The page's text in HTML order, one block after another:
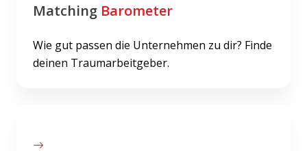
Matching Barometer
Wie gut passen die Unternehmen zu dir? Finde
deinen Traumarbeitgeber.